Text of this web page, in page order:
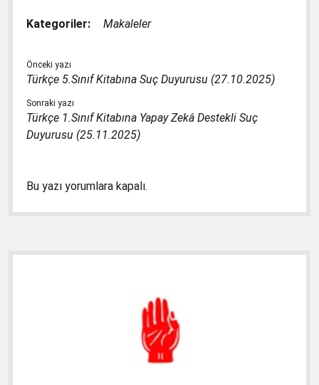
Kategoriler: Makaleler
Önceki yazı
Türkçe 5.Sınıf Kitabına Suç Duyurusu (27.10.2025)
Sonraki yazı
Türkçe 1.Sınıf Kitabına Yapay Zekâ Destekli Suç
Duyurusu (25.11.2025)
Bu yazı yorumlara kapalı.
Yan